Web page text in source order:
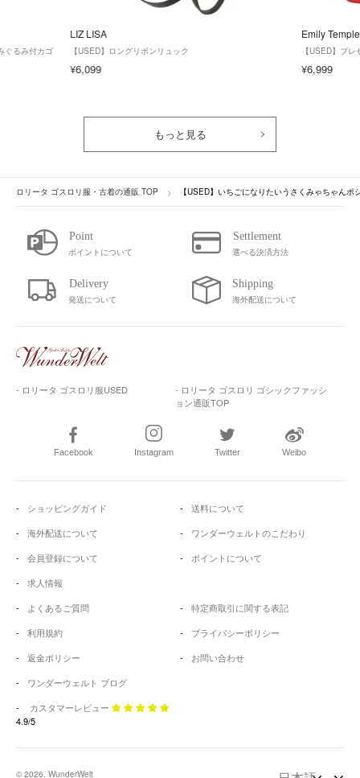
ぐるみ付カゴ
LIZ LISA
【USED】ロングリボンリュック
¥6,099
Emily
【USED】プ
¥6,999
もっと見る
ロリータ ゴスロリ服・古着の通販 TOP 【USED】いちごになりたいうさくみゃちゃんポ
ポイントについて 選べる決済方法
発送について 海外配送について
- ロリータ ゴスロリ服USED
- ロリータ ゴスロリ ゴシックファッシ
ョン通販TOP
Facebook Instagram Twitter Weibo
ショッピングガイド
送料について
海外配送について
ワンダーウェルトのこだわり
会員登録について
ポイントについて
求人情報
よくあるご質問
特定商取引に関する表記
利用規約
プライバシーポリシー
返金ポリシー
お問い合わせ
ワンダーウェルト ブログ
カスタマーレビュー
4.9/5
© 2026, WunderWelt